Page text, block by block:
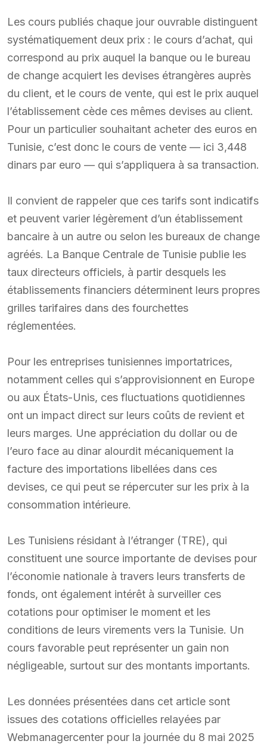
Les cours publiés chaque jour ouvrable distinguent
systématiquement deux prix : le cours d’achat, qui
correspond au prix auquel la banque ou le bureau
de change acquiert les devises étrangères auprès
du client, et le cours de vente, qui est le prix auquel
l’établissement cède ces mêmes devises au client.
Pour un particulier souhaitant acheter des euros en
Tunisie, c’est donc le cours de vente — ici 3,448
dinars par euro — qui s’appliquera à sa transaction.
Il convient de rappeler que ces tarifs sont indicatifs
et peuvent varier légèrement d’un établissement
bancaire à un autre ou selon les bureaux de change
agréés. La Banque Centrale de Tunisie publie les
taux directeurs officiels, à partir desquels les
établissements financiers déterminent leurs propres
grilles tarifaires dans des fourchettes
réglementées.
Pour les entreprises tunisiennes importatrices,
notamment celles qui s’approvisionnent en Europe
ou aux États-Unis, ces fluctuations quotidiennes
ont un impact direct sur leurs coûts de revient et
leurs marges. Une appréciation du dollar ou de
l’euro face au dinar alourdit mécaniquement la
facture des importations libellées dans ces
devises, ce qui peut se répercuter sur les prix à la
consommation intérieure.
Les Tunisiens résidant à l’étranger (TRE), qui
constituent une source importante de devises pour
l’économie nationale à travers leurs transferts de
fonds, ont également intérêt à surveiller ces
cotations pour optimiser le moment et les
conditions de leurs virements vers la Tunisie. Un
cours favorable peut représenter un gain non
négligeable, surtout sur des montants importants.
Les données présentées dans cet article sont
issues des cotations officielles relayées par
Webmanagercenter pour la journée du 8 mai 2025